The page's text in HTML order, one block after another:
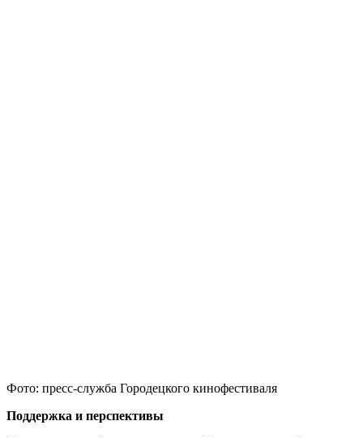
Фото: пресс-служба Городецкого кинофестиваля
Поддержка и перспективы